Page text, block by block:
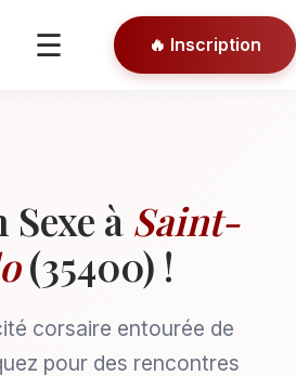
☰ 🔥 Inscription
Sexe à Saint-
(35400) !
corsaire entourée de
pour des rencontres